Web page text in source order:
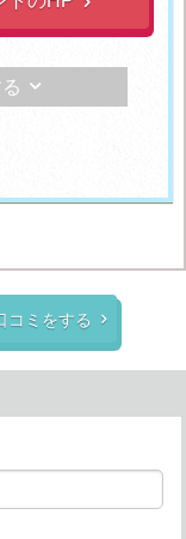

コミをする 